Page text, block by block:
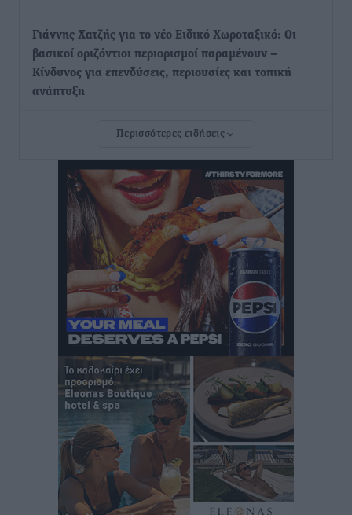
Γιάννης Χατζής για το νέο Ειδικό Χωροταξικό: Οι
βασικοί οριζόντιοι περιορισμοί παραμένουν –
Κίνδυνος για επενδύσεις, περιουσίες και τοπική
ανάπτυξη
δεν υπάρχουν περιθώρια εφησυχασμού
• πριν 10 ώρες
Στον Άγιο Νικόλαο Χάλκης ανοίγει ξανά το
ανανεωμένο εκκλησιαστικό μουσείο από τη Λέσχη
Lions Χάλκης
Τοπικές Ειδήσεις• πριν 10 ώρες
Ρόδος: «Βουλιάζει» από τουρίστες – Πάνω από 1 εκατ.
επιβάτες και 55 κρουαζιερόπλοια
Τοπικές Ειδήσεις• πριν 10 ώρες
Γ’ Εθνική Κατηγορία: Οι ημερομηνίες των
αγωνιστικών της κανονικής περιόδου
• πριν 16 ώρες
Συνελήφθησαν δύο άτομα στην Κάρπαθο για άγρα
Περισσότερες ειδήσεις